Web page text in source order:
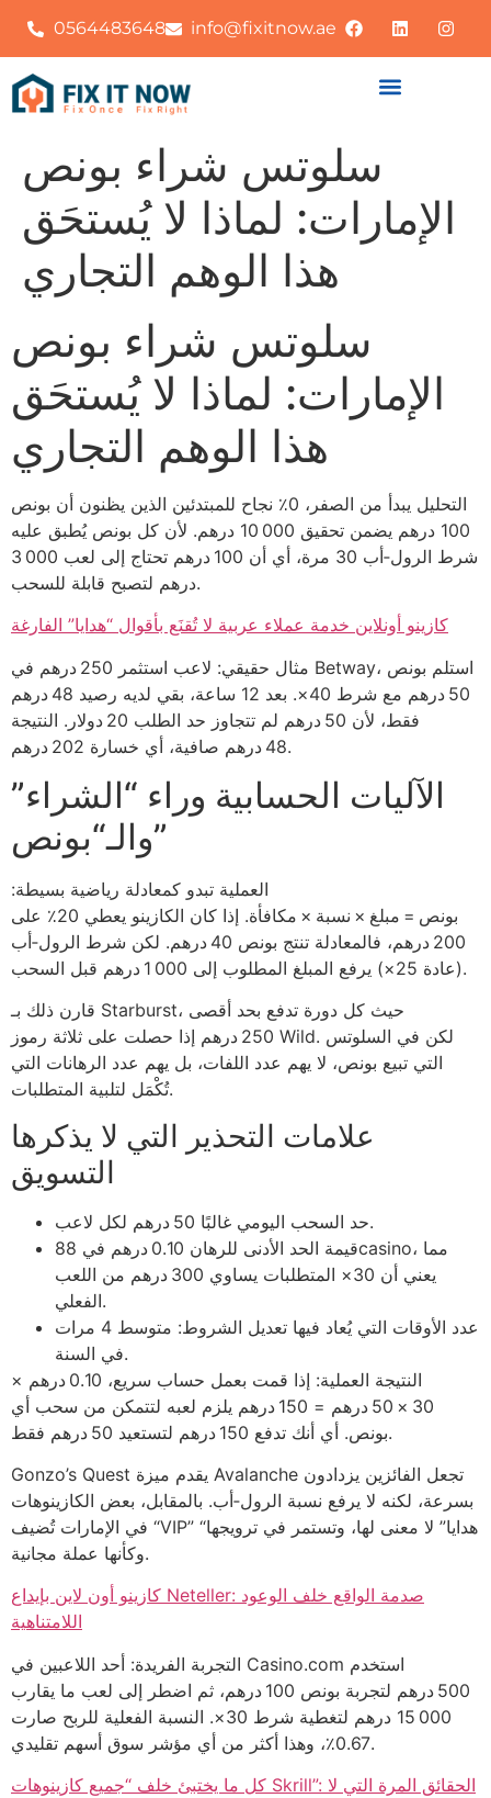
0564483648 info@fixitnow.ae
سلوتس شراء بونص
الإمارات: لماذا لا يُستحَق
هذا الوهم التجاري
سلوتس شراء بونص
الإمارات: لماذا لا يُستحَق
هذا الوهم التجاري
التحليل يبدأ من الصفر، 0٪ نجاح للمبتدئين الذين يظنون أن بونص
100 درهم يضمن تحقيق 10 000 درهم. لأن كل بونص يُطبق عليه
شرط الرول‑أب 30 مرة، أي أن 100 درهم تحتاج إلى لعب 3 000
درهم لتصبح قابلة للسحب.
كازينو أونلاين خدمة عملاء عربية لا تُقنَع بأقوال “هدايا” الفارغة
مثال حقيقي: لاعب استثمر 250 درهم في Betway، استلم بونص
50 درهم مع شرط 40×. بعد 12 ساعة، بقي لديه رصيد 48 درهم
فقط، لأن 50 درهم لم تتجاوز حد الطلب 20 دولار. النتيجة
48 درهم صافية، أي خسارة 202 درهم.
الآليات الحسابية وراء “الشراء”
والـ“بونص”
العملية تبدو كمعادلة رياضية بسيطة:
بونص = مبلغ × نسبة × مكافأة. إذا كان الكازينو يعطي 20٪ على
200 درهم، فالمعادلة تنتج بونص 40 درهم. لكن شرط الرول‑أب
(عادة 25×) يرفع المبلغ المطلوب إلى 1 000 درهم قبل السحب.
قارن ذلك بـ Starburst، حيث كل دورة تدفع بحد أقصى
250 درهم إذا حصلت على ثلاثة رموز Wild. لكن في السلوتس
التي تبيع بونص، لا يهم عدد اللفات، بل يهم عدد الرهانات التي
تُكْمَل لتلبية المتطلبات.
علامات التحذير التي لا يذكرها
التسويق
حد السحب اليومي غالبًا 50 درهم لكل لاعب.
قيمة الحد الأدنى للرهان 0.10 درهم في 88casino، مما
يعني أن 30× المتطلبات يساوي 300 درهم من اللعب
الفعلي.
عدد الأوقات التي يُعاد فيها تعديل الشروط: متوسط 4 مرات
في السنة.
النتيجة العملية: إذا قمت بعمل حساب سريع، 0.10 درهم ×
30 × 50 درهم = 150 درهم يلزم لعبه لتتمكن من سحب أي
بونص. أي أنك تدفع 150 درهم لتستعيد 50 درهم فقط.
Gonzo’s Quest يقدم ميزة Avalanche تجعل الفائزين يزدادون
بسرعة، لكنه لا يرفع نسبة الرول‑أب. بالمقابل، بعض الكازينوهات
في الإمارات تُضيف “VIP” “هدايا” لا معنى لها، وتستمر في ترويجها
وكأنها عملة مجانية.
كازينو أون لاين بإيداع Neteller: صدمة الواقع خلف الوعود
اللامتناهية
التجربة الفريدة: أحد اللاعبين في Casino.com استخدم
500 درهم لتجربة بونص 100 درهم، ثم اضطر إلى لعب ما يقارب
15 000 درهم لتغطية شرط 30×. النسبة الفعلية للربح صارت
0.67٪، وهذا أكثر من أي مؤشر سوق أسهم تقليدي.
كل ما يختبئ خلف “جميع كازينوهات Skrill”: الحقائق المرة التي لا